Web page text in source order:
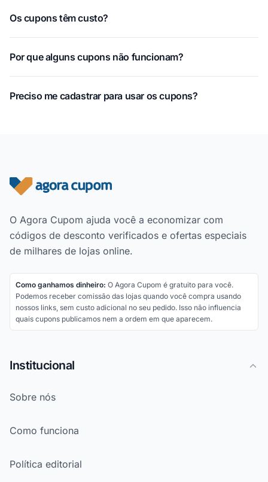
Os cupons têm custo?
Por que alguns cupons não funcionam?
Preciso me cadastrar para usar os cupons?
Rodapé do site
O Agora Cupom ajuda você a economizar com
códigos de desconto verificados e ofertas especiais
de milhares de lojas online.
Como ganhamos dinheiro: O Agora Cupom é gratuito para você.
Podemos receber comissão das lojas quando você compra usando
nossos links, sem custo adicional no seu pedido. Isso não influencia
quais cupons publicamos nem a ordem em que aparecem.
Institucional
Sobre nós
Como funciona
Política editorial